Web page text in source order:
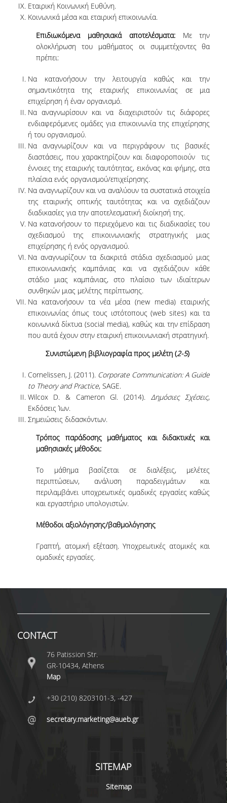
POSTGRADUATE STUDIES
FULL TIME
DOCTORAL PROGRAM
QUALITY ASSURANCE
UNDERGRADUATE STUDY PROGRAMME -
ACCREDITATION
QUALITY ASSURANCE UNIT
RESEARCH
RESEARCH LABS
RESEARCH AREAS
PUBLICATIONS
PUBLICATIONS IN SCIENTIFIC
JOURNALS
PUBLICATIONS IN CONFERENCES
RESEARCH PROJECTS - PHDS
CURRENT PHD
DISSERTATIONS
FUNDED PROGRAMS
RESEARCH SEMINARS
CONTACT
Εταιρική Κοινωνική Ευθύνη.
Κοινωνικά μέσα και εταιρική επικοινωνία.
Επιδιωκόμενα μαθησιακά αποτελέσματα: Με την
ολοκλήρωση του μαθήματος οι συμμετέχοντες θα
πρέπει:
Να κατανοήσουν την λειτουργία καθώς και την
σημαντικότητα της εταιρικής επικοινωνίας σε μια
επιχείρηση ή έναν οργανισμό.
Να αναγνωρίσουν και να διαχειριστούν τις διάφορες
ενδιαφερόμενες ομάδες για επικοινωνία της επιχείρησης
ή του οργανισμού.
Να αναγνωρίζουν και να περιγράφουν τις βασικές
διαστάσεις, που χαρακτηρίζουν και διαφοροποιούν τις
έννοιες της εταιρικής ταυτότητας, εικόνας και φήμης, στα
πλαίσια ενός οργανισμού/επιχείρησης.
Να αναγνωρίζουν και να αναλύουν τα συστατικά στοιχεία
της εταιρικής οπτικής ταυτότητας και να σχεδιάζουν
διαδικασίες για την αποτελεσματική διοίκησή της.
Να κατανοήσουν το περιεχόμενο και τις διαδικασίες του
σχεδιασμού της επικοινωνιακής στρατηγικής μιας
επιχείρησης ή ενός οργανισμού.
Να αναγνωρίζουν τα διακριτά στάδια σχεδιασμού μιας
επικοινωνιακής καμπάνιας και να σχεδιάζουν κάθε
στάδιο μιας καμπάνιας, στο πλαίσιο των ιδιαίτερων
συνθηκών μιας μελέτης περίπτωσης.
Να κατανοήσουν τα νέα μέσα (new media) εταιρικής
επικοινωνίας όπως τους ιστότοπους (web sites) και τα
κοινωνικά δίκτυα (social media), καθώς και την επίδραση
που αυτά έχουν στην εταιρική επικοινωνιακή στρατηγική.
Συνιστώμενη βιβλιογραφία προς μελέτη(2-5)
Cornelissen, J. (2011). Corporate Communication: A Guide
to Theory and Practice, SAGE.
Wilcox D. & Cameron Gl. (2014). Δημόσιες Σχέσεις,
Εκδόσεις Ίων.
Σημειώσεις διδασκόντων.
Τρόπος παράδοσης μαθήματος και διδακτικές και
μαθησιακές μέθοδοι:
Το μάθημα βασίζεται σε διαλέξεις, μελέτες
περιπτώσεων, ανάλυση παραδειγμάτων και
περιλαμβάνει υποχρεωτικές ομαδικές εργασίες καθώς
και εργαστήριο υπολογιστών.
Μέθοδοι αξιολόγησης/βαθμολόγησης
Γραπτή, ατομική εξέταση. Υποχρεωτικές ατομικές και
ομαδικές εργασίες.
CONTACT
76 Patission Str.
GR-10434, Athens
Map
+30 (210) 8203101-3, -427
secretary.marketing@aueb.gr
SITEMAP
Sitemap